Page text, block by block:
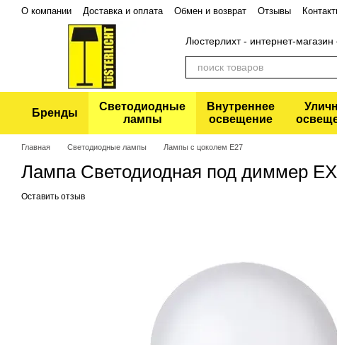
Перейти к основному контенту
О компании Доставка и оплата Обмен и возврат Отзывы
Политика конфиденциальности
Люстерлихт - интернет-
Бренды
Светодиодные
лампы
Внутреннее
освещение
Главная Светодиодные лампы Лампы с цоколем Е27
Лампа Светодиодная под диммер
Оставить отзыв